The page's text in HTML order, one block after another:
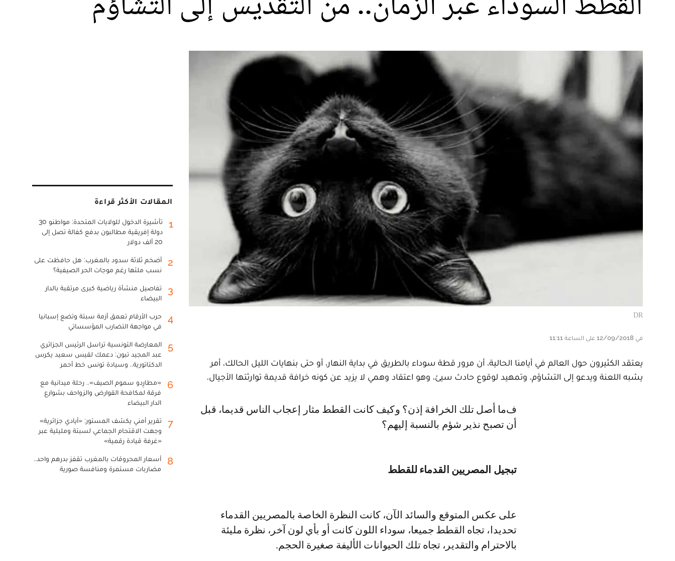
DR
في 12/09/2018 على الساعة 11:11
يعتقد الكثيرون حول العالم في أيامنا الحالية، أن مرور قطة سوداء بالطريق في بداية النهار، أو حتى بنهايات الليل الحالك، أمر
يشبه اللعنة ويدعو إلى التشاؤم، وتمهيد لوقوع حادث سيئ، وهو اعتقاد وهمي لا يزيد عن كونه خرافة قديمة توارثتها الأجيال.
فما أصل تلك الخرافة إذن؟ وكيف كانت القطط مثار إعجاب الناس قديما، قبل
أن تصبح نذير شؤم بالنسبة إليهم؟
تبجيل المصريين القدماء للقطط
على عكس المتوقع والسائد الآن، كانت النظرة الخاصة بالمصريين القدماء
تحديدا، تجاه القطط جميعا، سوداء اللون كانت أو بأي لون آخر، نظرة مليئة
بالاحترام والتقدير، تجاه تلك الحيوانات الأليفة صغيرة الحجم.
المقالات الأكثر قراءة
1
تأشيرة الدخول للولايات المتحدة: مواطنو 30
دولة إفريقية مطالبون بدفع كفالة تصل إلى
20 ألف دولار
2
أضخم ثلاثة سدود بالمغرب: هل حافظت على
نسب ملئها رغم موجات الحر الصيفية؟
3
تفاصيل منشأة رياضية كبرى مرتقبة بالدار
البيضاء
4
حرب الأرقام تعمق أزمة سبتة وتضع إسبانيا
في مواجهة التضارب المؤسساتي
5
المعارضة التونسية تراسل الرئيس الجزائري
عبد المجيد تبون: دعمك لقيس سعيد يكرس
الدكتاتورية.. وسيادة تونس خط أحمر
6
«مطارِدو سموم الصيف».. رحلة ميدانية مع
فرقة لمكافحة القوارض والزواحف بشوارع
الدار البيضاء
7
تقرير أمني يكشف المستور: «أيادي جزائرية»
وجهت الاقتحام الجماعي لسبتة ومليلية عبر
«غرفة قيادة رقمية»
8
أسعار المحروقات بالمغرب تقفز بدرهم واحد..
مضاربات مستمرة ومنافسة صورية